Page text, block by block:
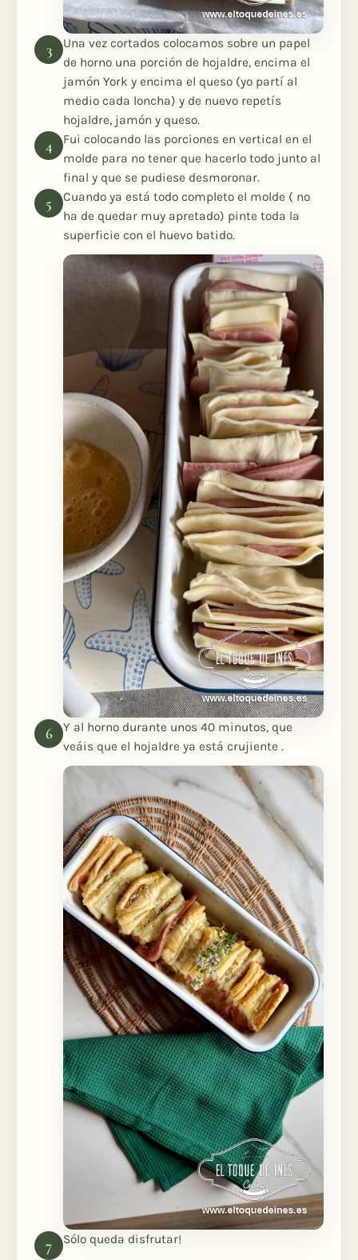
Una vez cortados colocamos sobre un papel
de horno una porción de hojaldre, encima el
jamón York y encima el queso (yo partí al
medio cada loncha) y de nuevo repetís
hojaldre, jamón y queso.
Fui colocando las porciones en vertical en el
molde para no tener que hacerlo todo junto al
final y que se pudiese desmoronar.
Cuando ya está todo completo el molde ( no
ha de quedar muy apretado) pinte toda la
superficie con el huevo batido.
Y al horno durante unos 40 minutos, que
veáis que el hojaldre ya está crujiente .
Sólo queda disfrutar!